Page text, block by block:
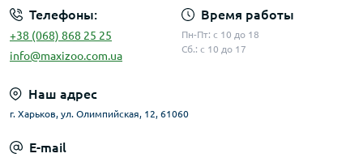
Телефоны:
+38 (068) 868 25 25
info@maxizoo.com.ua
Время работы
Пн-Пт: с 10 до 18
Сб.: с 10 до 17
Наш адрес
г. Харьков, ул. Олимпийская, 12, 61060
E-mail